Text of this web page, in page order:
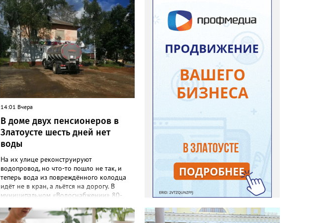
14:01 Вчера
В доме двух пенсионеров в
Златоусте шесть дней нет
воды
На их улице реконструируют
водопровод, но что-то пошло не так, и
теперь вода из повреждённого колодца
идёт не в кран, а льётся на дорогу. В
муниципальном «Водоснабжении» 80-
послали к водовозке. О проблеме в